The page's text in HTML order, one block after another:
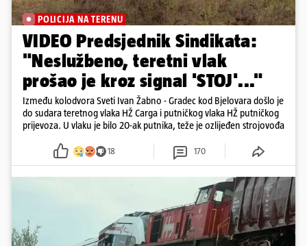
POLICIJA NA TERENU
VIDEO Predsjednik Sindikata:
"Neslužbeno, teretni vlak
prošao je kroz signal 'STOJ'..."
Između kolodvora Sveti Ivan Žabno - Gradec kod Bjelovara došlo je
do sudara teretnog vlaka HŽ Carga i putničkog vlaka HŽ putničkog
prijevoza. U vlaku je bilo 20-ak putnika, teže je ozlijeđen strojovođa
18 170